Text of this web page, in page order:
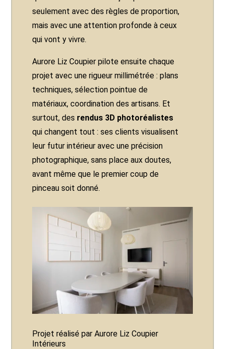
seulement avec des règles de proportion,
mais avec une attention profonde à ceux
qui vont y vivre.
Aurore Liz Coupier pilote ensuite chaque
projet avec une rigueur millimétrée : plans
techniques, sélection pointue de
matériaux, coordination des artisans. Et
surtout, des rendus 3D photoréalistes
qui changent tout : ses clients visualisent
leur futur intérieur avec une précision
photographique, sans place aux doutes,
avant même que le premier coup de
pinceau soit donné.
Projet réalisé par Aurore Liz Coupier
Intérieurs